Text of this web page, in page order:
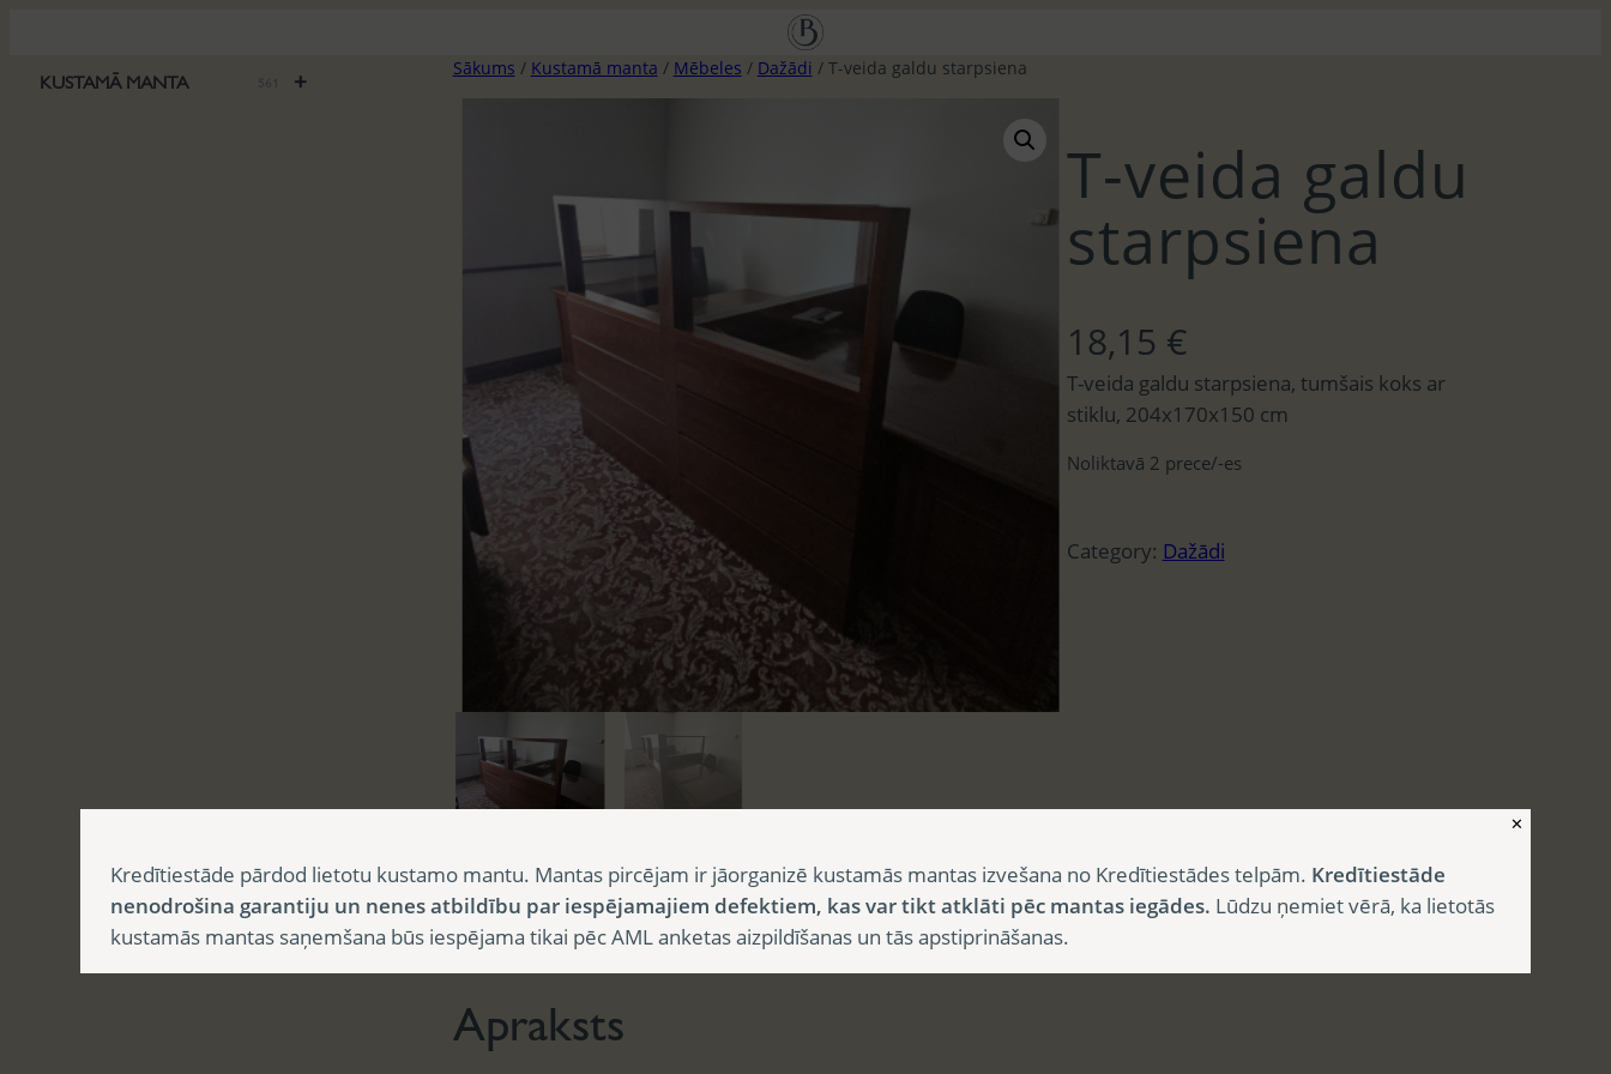
saturu
+
KUSTAMĀ MANTA
Sākums / Kustamā manta / Mēbeles / Dažādi / T-veida galdu starpsiena
T-veida galdu
starpsiena
18,15 €
T-veida galdu starpsiena, tumšais koks ar
stiklu, 204x170x150 cm
Noliktavā 2 prece/-es
Category: Dažādi
Apraksts
Apraksts
✕
Kredītiestāde pārdod lietotu kustamo mantu. Mantas pircējam ir jāorganizē kustamās mantas izvešana no Kredītiestādes telpām. Kredītiestāde
nenodrošina garantiju un nenes atbildību par iespējamajiem defektiem, kas var tikt atklāti pēc mantas iegādes. Lūdzu ņemiet vērā, ka lietotās
kustamās mantas saņemšana būs iespējama tikai pēc AML anketas aizpildīšanas un tās apstiprināšanas.